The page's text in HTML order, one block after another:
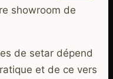
showroom de
de setar dépend
et de ce vers